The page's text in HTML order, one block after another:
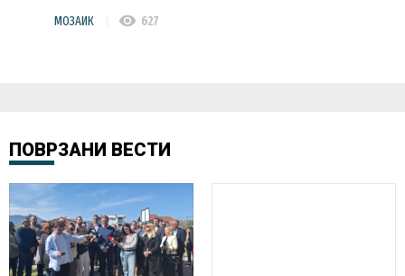
МОЗАИК visibility 627
ПОВРЗАНИ ВЕСТИ